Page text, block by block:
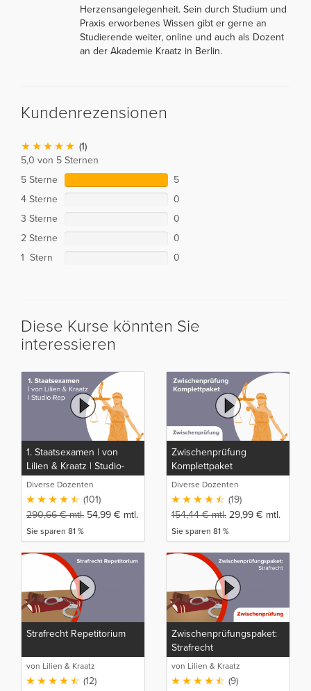
Herzensangelegenheit. Sein durch Studium und
Praxis erworbenes Wissen gibt er gerne an
Studierende weiter, online und auch als Dozent
an der Akademie Kraatz in Berlin.
Kundenrezensionen
(1)
5,0 von 5 Sternen
5 Sterne
5
4 Sterne
0
3 Sterne
0
2 Sterne
0
1 Stern
0
Diese Kurse könnten Sie
interessieren
1. Staatsexamen | von
Lilien & Kraatz | Studio-
Rep
Diverse Dozenten
(101)
290,66€mtl. 54,99 € mtl.
Sie sparen 81 %
Zwischenprüfung
Komplettpaket
Diverse Dozenten
(19)
154,44€mtl. 29,99 € mtl.
Sie sparen 81 %
Strafrecht Repetitorium
von Lilien & Kraatz
(12)
Zwischenprüfungspaket:
Strafrecht
von Lilien & Kraatz
(9)